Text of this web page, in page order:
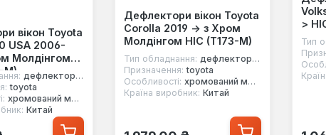
вікон Toyota
USA 2006-
Молдінгом
M)
дефлектори вікон
toyota
хромований молдинг
Китай
Дефлектори вікон Toyota
Corolla 2019 -> з Хром
Молдінгом HIC (T173-M)
Тип обладнання: дефлектори вікон
Призначення: toyota
Особливості: хромований молдинг
Країна виробник: Китай
Звичайна ціна:
>
Тип